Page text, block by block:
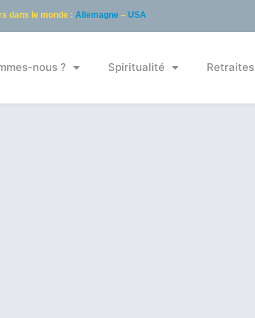
dans le monde : Allemagne– USA
nous ? Spiritualité Retraites